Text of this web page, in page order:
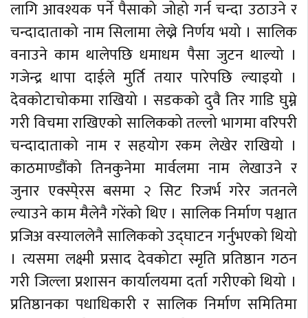
लागि आवश्यक पर्ने पैसाको जोहो गर्न चन्दा उठाउने र
चन्दादाताको नाम सिलामा लेख्ने निर्णय भयो । सालिक
वनाउने काम थालेपछि धमाधम पैसा जुटन थाल्यो ।
गजेन्द्र थापा दाईले मुर्ति तयार पारेपछि ल्याइयो ।
देवकोटाचोकमा राखियो । सडकको दुवै तिर गाडि घुम्ने
गरी विचमा राखिएको सालिकको तल्लो भागमा वरिपरी
चन्दादाताको नाम र सहयोग रकम लेखेर राखियो ।
काठमाण्डौंको तिनकुनेमा मार्वलमा नाम लेखाउने र
जुनार एक्स्पे्रस बसमा २ सिट रिजर्भ गरेर जतनले
ल्याउने काम मैलेनै गरेंको थिए । सालिक निर्माण पश्चात
प्रजिअ वस्याललेनै सालिकको उद्घाटन गर्नुभएको थियो
। त्यसमा लक्ष्मी प्रसाद देवकोटा स्मृति प्रतिष्ठान गठन
गरी जिल्ला प्रशासन कार्यालयमा दर्ता गरीएको थियो ।
प्रतिष्ठानका पधाधिकारी र सालिक निर्माण समितिमा